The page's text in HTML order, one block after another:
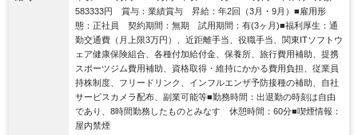
583333円 賞与：業績賞与 昇給：年2回（3月・9月）■雇用形
態：正社員 契約期間：無期 試用期間：有(3ヶ月)■福利厚生：通
勤交通費（月上限3万円）、近距離手当、役職手当、関東ITソフトウ
ェア健康保険組合、各種付加給付金、保養所、旅行費用補助、提携
スポーツジム費用補助、資格取得・維持にかかる費用負担、従業員
持株制度、フリードリンク、インフルエンザ予防接種の補助、自社
サービスカメラ配布、副業可能等■勤務時間：出退勤の時刻は自由
であり、8時間勤務したものとみなす 休憩時間：60分■喫煙情報：
屋内禁煙